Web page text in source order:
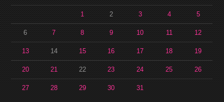
1 2 3 4 5
6 7 8 9 10 11 12
13 14 15 16 17 18 19
20 21 22 23 24 25 26
27 28 29 30 31